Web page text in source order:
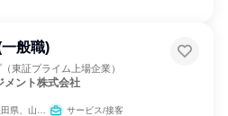
般職)
東証プライム上場企業）
メント株式会社
岡山県、愛媛県、福岡県、熊本県、沖縄県 サービス/接客